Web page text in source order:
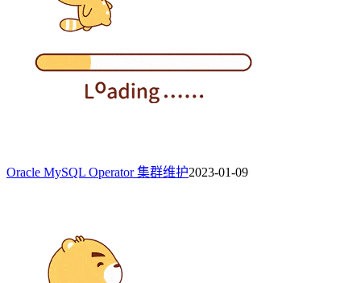
Oracle MySQL Operator 集群维护2023-01-09